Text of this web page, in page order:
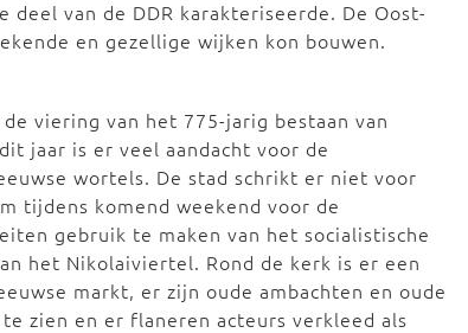
van de DDR karakteriseerde. De Oost-
en gezellige wijken kon bouwen.
viering van het 775-jarig bestaan van
jaar is er veel aandacht voor de
wortels. De stad schrikt er niet voor
tijdens komend weekend voor de
gebruik te maken van het socialistische
het Nikolaiviertel. Rond de kerk is er een
markt, er zijn oude ambachten en oude
zien en er flaneren acteurs verkleed als